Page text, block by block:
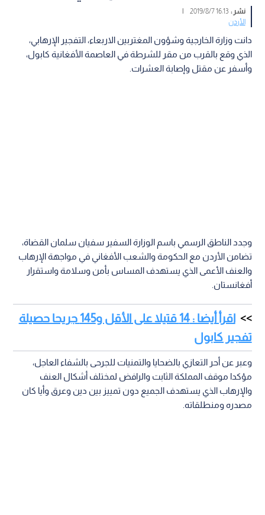
نشر :16:13 2019/8/7
|
الأردن
دانت وزارة الخارجية وشؤون المغتربين الاربعاء، التفجير الإرهابي،
الذي وقع بالقرب من مقر للشرطة في العاصمة الأفغانية كابول،
وأسفر عن مقتل وإصابة العشرات.
وجدد الناطق الرسمي باسم الوزارة السفير سفيان سلمان القضاة،
تضامن الأردن مع الحكومة والشعب الأفغاني في مواجهة الإرهاب
والعنف الأعمى الذي يستهدف المساس بأمن وسلامة واستقرار
أفغانستان.
اقرأ أيضا : 14 قتيلا على الأقل و145 جريحا حصيلة
تفجير كابول
وعبر عن أحر التعازي بالضحايا والتمنيات للجرحى بالشفاء العاجل،
مؤكدا موقف المملكة الثابت والرافض لمختلف أشكال العنف
والإرهاب الذي يستهدف الجميع دون تمييز بين دين وعرق وأيا كان
مصدره ومنطلقاته.